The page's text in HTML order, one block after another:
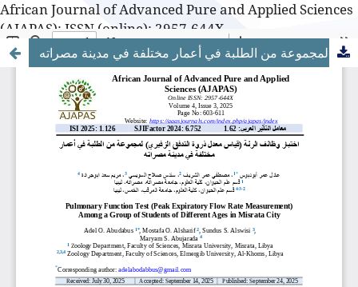
African Journal of Advanced Pure and Applied Sciences
(AJAPAS): ISSN (online): 2957-644X
اختبار وظائف الرئة (قياس معدل ذروة التدفق الزفيري) لمجموعة من الطلبة في أعمار مختلفة في مدينة مصراته
African Journal of Advanced Pure and Applied Sciences
(AJAPAS): ISSN (online): 2957-644X